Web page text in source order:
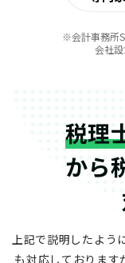
※会計事務所
会社設
税理
から
上記で説明したよう
も対応しております